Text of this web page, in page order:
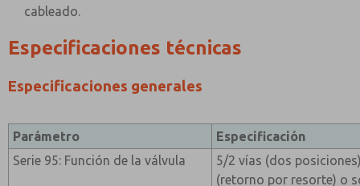
cableado.
Especificaciones técnicas
Especificaciones generales
Parámetro
Especificación
Serie 95: Función de la válvula
5/2 vías (dos
(retorno por resorte) o